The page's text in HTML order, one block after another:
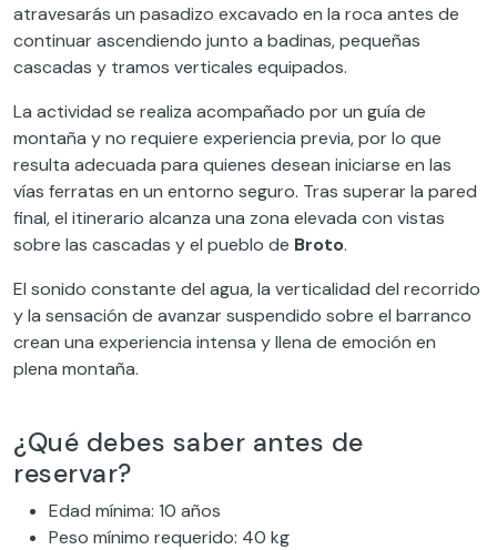
atravesarás un pasadizo excavado en la roca antes de
continuar ascendiendo junto a badinas, pequeñas
cascadas y tramos verticales equipados.
La actividad se realiza acompañado por un guía de
montaña y no requiere experiencia previa, por lo que
resulta adecuada para quienes desean iniciarse en las
vías ferratas en un entorno seguro. Tras superar la pared
final, el itinerario alcanza una zona elevada con vistas
sobre las cascadas y el pueblo de Broto.
El sonido constante del agua, la verticalidad del recorrido
y la sensación de avanzar suspendido sobre el barranco
crean una experiencia intensa y llena de emoción en
plena montaña.
¿Qué debes saber antes de
reservar?
Edad mínima: 10 años
Peso mínimo requerido: 40 kg